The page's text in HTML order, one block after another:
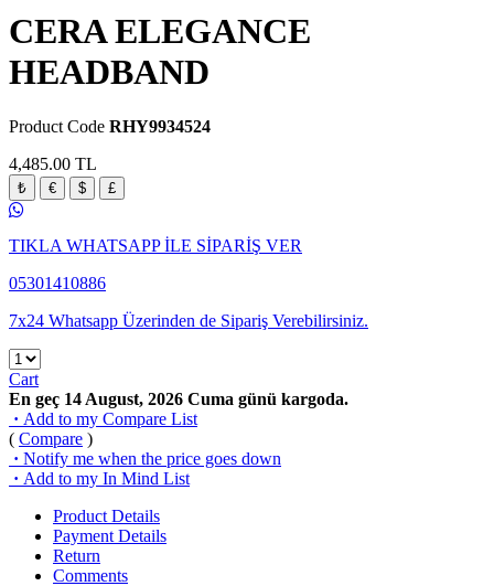
CERA ELEGANCE
HEADBAND
Product Code RHY9934524
4,485.00 TL
₺ € $ £
TIKLA WHATSAPP İLE SİPARİŞ VER
05301410886
7x24 Whatsapp Üzerinden de Sipariş Verebilirsiniz.
Cart
En geç 14 August, 2026 Cuma günü kargoda.
· Add to my Compare List
( Compare )
· Notify me when the price goes down
· Add to my In Mind List
Product Details
Payment Details
Return
Comments